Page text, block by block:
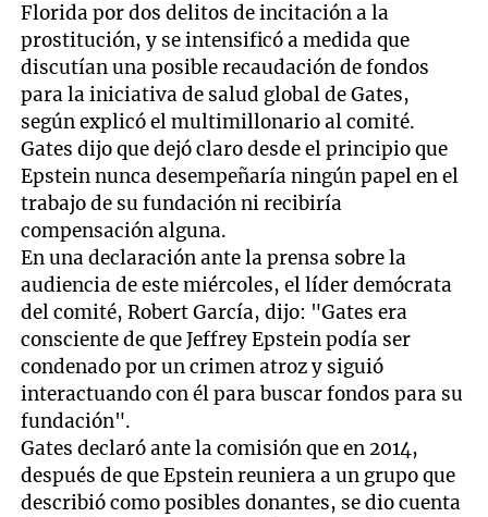
Florida por dos delitos de incitación a la
prostitución, y se intensificó a medida que
discutían una posible recaudación de fondos
para la iniciativa de salud global de Gates,
según explicó el multimillonario al comité.
Gates dijo que dejó claro desde el principio que
Epstein nunca desempeñaría ningún papel en el
trabajo de su fundación ni recibiría
compensación alguna.
En una declaración ante la prensa sobre la
audiencia de este miércoles, el líder demócrata
del comité, Robert García, dijo: "Gates era
consciente de que Jeffrey Epstein podía ser
condenado por un crimen atroz y siguió
interactuando con él para buscar fondos para su
fundación".
Gates declaró ante la comisión que en 2014,
después de que Epstein reuniera a un grupo que
describió como posibles donantes, se dio cuenta